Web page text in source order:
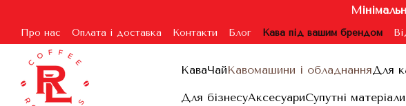
Про нас Оплата і доставка Контакти Блог Кава під вашим брендом
Угода користувача
Гарантія та повернення Договір публічної оферти
КаваЧайКавомашини і обладнанняДля
Для бізнесуАксесуариСупутні матеріали